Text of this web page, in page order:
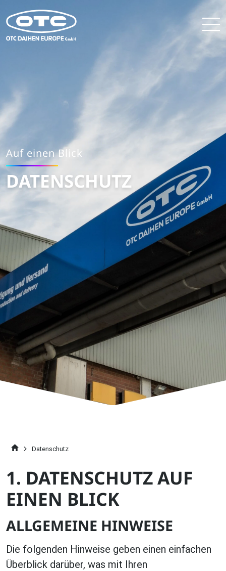
Auf einen Blick
DATENSCHUTZ
Datenschutz
1. DATENSCHUTZ AUF
EINEN BLICK
ALLGEMEINE HINWEISE
Die folgenden Hinweise geben einen einfachen
Überblick darüber, was mit Ihren